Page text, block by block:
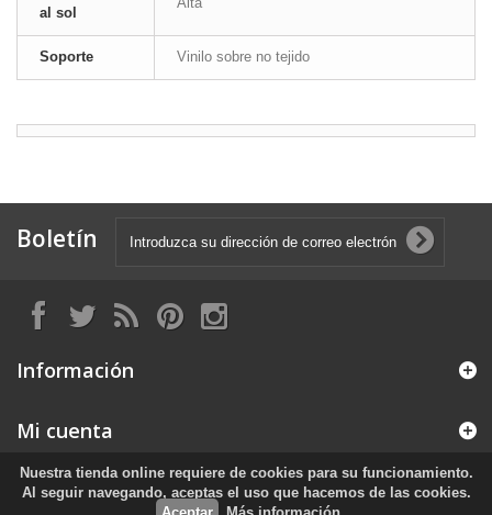
Nuestra tienda online requiere de cookies para su funcionamiento.
Al seguir navegando, aceptas el uso que hacemos de las cookies.
al sol
Soporte Vinilo sobre no tejido
Boletín
Información
Mi cuenta
Información sobre la tienda